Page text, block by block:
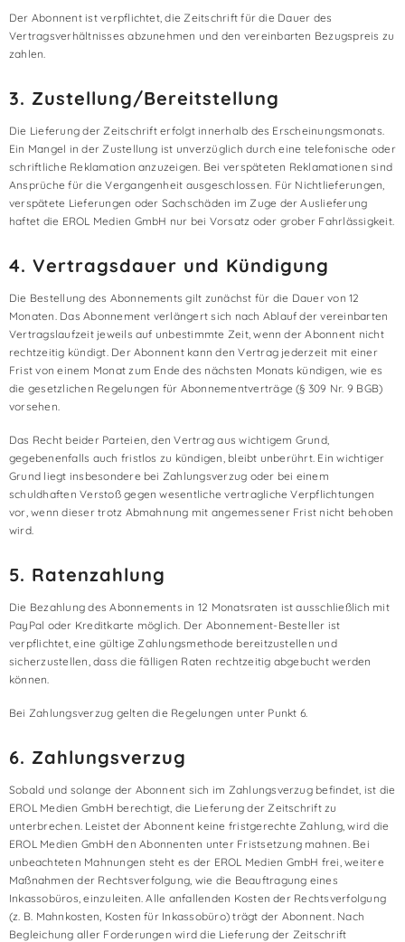
Der Abonnent ist verpflichtet, die Zeitschrift für die Dauer des
Vertragsverhältnisses abzunehmen und den vereinbarten Bezugspreis zu
zahlen.
3. Zustellung/Bereitstellung
Die Lieferung der Zeitschrift erfolgt innerhalb des Erscheinungsmonats.
Ein Mangel in der Zustellung ist unverzüglich durch eine telefonische oder
schriftliche Reklamation anzuzeigen. Bei verspäteten Reklamationen sind
Ansprüche für die Vergangenheit ausgeschlossen. Für Nichtlieferungen,
verspätete Lieferungen oder Sachschäden im Zuge der Auslieferung
haftet die EROL Medien GmbH nur bei Vorsatz oder grober Fahrlässigkeit.
4. Vertragsdauer und Kündigung
Die Bestellung des Abonnements gilt zunächst für die Dauer von 12
Monaten. Das Abonnement verlängert sich nach Ablauf der vereinbarten
Vertragslaufzeit jeweils auf unbestimmte Zeit, wenn der Abonnent nicht
rechtzeitig kündigt. Der Abonnent kann den Vertrag jederzeit mit einer
Frist von einem Monat zum Ende des nächsten Monats kündigen, wie es
die gesetzlichen Regelungen für Abonnementverträge (§ 309 Nr. 9 BGB)
vorsehen.
Das Recht beider Parteien, den Vertrag aus wichtigem Grund,
gegebenenfalls auch fristlos zu kündigen, bleibt unberührt. Ein wichtiger
Grund liegt insbesondere bei Zahlungsverzug oder bei einem
schuldhaften Verstoß gegen wesentliche vertragliche Verpflichtungen
vor, wenn dieser trotz Abmahnung mit angemessener Frist nicht behoben
wird.
5. Ratenzahlung
Die Bezahlung des Abonnements in 12 Monatsraten ist ausschließlich mit
PayPal oder Kreditkarte möglich. Der Abonnement-Besteller ist
verpflichtet, eine gültige Zahlungsmethode bereitzustellen und
sicherzustellen, dass die fälligen Raten rechtzeitig abgebucht werden
können.
Bei Zahlungsverzug gelten die Regelungen unter Punkt 6.
6. Zahlungsverzug
Sobald und solange der Abonnent sich im Zahlungsverzug befindet, ist die
EROL Medien GmbH berechtigt, die Lieferung der Zeitschrift zu
unterbrechen. Leistet der Abonnent keine fristgerechte Zahlung, wird die
EROL Medien GmbH den Abonnenten unter Fristsetzung mahnen. Bei
unbeachteten Mahnungen steht es der EROL Medien GmbH frei, weitere
Maßnahmen der Rechtsverfolgung, wie die Beauftragung eines
Inkassobüros, einzuleiten. Alle anfallenden Kosten der Rechtsverfolgung
(z. B. Mahnkosten, Kosten für Inkassobüro) trägt der Abonnent. Nach
Begleichung aller Forderungen wird die Lieferung der Zeitschrift